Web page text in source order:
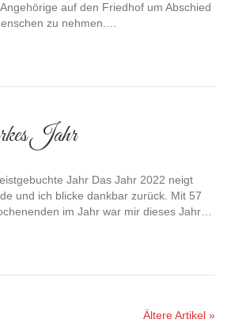
auf den Friedhof um Abschied
zu nehmen.…
Jahr
Jahr Das Jahr 2022 neigt
und ich blicke dankbar zurück. Mit 57
im Jahr war mir dieses Jahr…
Ältere Artikel »